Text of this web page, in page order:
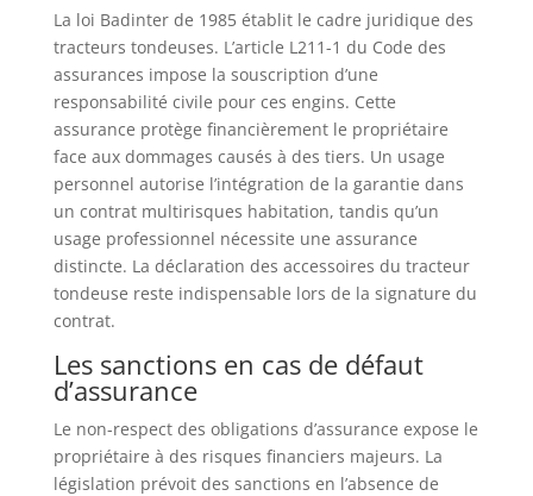
La loi Badinter de 1985 établit le cadre juridique des
tracteurs tondeuses. L’article L211-1 du Code des
assurances impose la souscription d’une
responsabilité civile pour ces engins. Cette
assurance protège financièrement le propriétaire
face aux dommages causés à des tiers. Un usage
personnel autorise l’intégration de la garantie dans
un contrat multirisques habitation, tandis qu’un
usage professionnel nécessite une assurance
distincte. La déclaration des accessoires du tracteur
tondeuse reste indispensable lors de la signature du
contrat.
Les sanctions en cas de défaut
d’assurance
Le non-respect des obligations d’assurance expose le
propriétaire à des risques financiers majeurs. La
législation prévoit des sanctions en l’absence de